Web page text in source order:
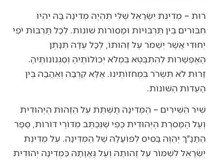
רוּת – מְדִינַת יִשְׂרָאֵל שֶׁלִּי תִּהְיֶה מְדִינָה בָּהּ יִהְיוּ
חִבּוּרִים בֵּין תַּרְבּוּיוֹת וּמָסוֹרוֹת שׁוֹנוֹת. לְכָל תַּרְבּוּת יֹפִי
יִחוּדִי אֲשֶׁר יִשְׁמֹר עַל זֶהוּתוֹ, לְכָל עֵדָה תִּנָּתֵן
הָאֶפְשָׁרוּת לְהִתְבַּטֵּא בִּמְלֹא יְכוֹלוֹתֶיהָ וְסִגְנוֹנוֹתֶיהָ.
זָרוּת לֹא תִּשְׂרֹר בִּמְחֹזוֹתֵינוּ. אֶלָּא קִרְבָה וְאַהֲבָה בֵּין
הָעֵדוֹת הַשּׁוֹנוֹת.
שִׁיר הַשִּׁירִים – הַמְּדִינָה תֻּשְׁתַּת עַל הַזֶּהוּת הַיְּהוּדִית
וְעַל הַמָּסֹרֶת הַיְּהוּדִית כְּפִי שֶׁנִּכְתַּב מִדּוֹרֵי דּוֹרוֹת, סֵפֶר
הַתָּנָ״ךְ יְהַוֶּה בָּסִיס לְפוֹעֲלָהּ שֶׁל הַמְּדִינָה. עַל מְדִינַת
יִשְׂרָאֵל לִשְׁמוֹר עַל זֶהוּתָהּ וְעַל גַּאֲוָתָהּ כִּמְדִינָה יְהוּדִית